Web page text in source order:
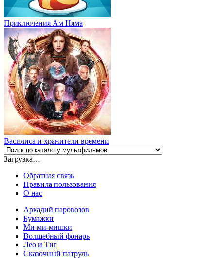
Приключения Ам Няма
Василиса и хранители времени
Загрузка…
Обратная связь
Правила пользования
О нас
Аркадий паровозов
Бумажки
Ми-ми-мишки
Волшебный фонарь
Лео и Тиг
Сказочный патруль